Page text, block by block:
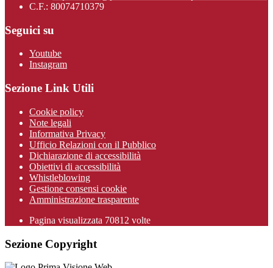
C.F.: 80074710379
Seguici su
Youtube
Instagram
Sezione Link Utili
Cookie policy
Note legali
Informativa Privacy
Ufficio Relazioni con il Pubblico
Dichiarazione di accessibilità
Obiettivi di accessibilità
Whistleblowing
Gestione consensi cookie
Amministrazione trasparente
Pagina visualizzata 70812 volte
Sezione Copyright